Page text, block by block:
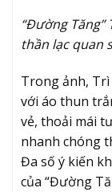
“Đường
thần lạc quan
Trong ảnh,
với áo thun
vẻ, thoải mái
nhanh chóng
Đa số ý kiến
của “Đường